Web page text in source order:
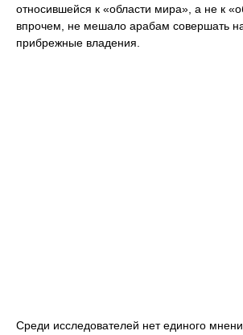
относившейся к «области мира», а не к
впрочем, не мешало арабам совершать
прибрежные владения.
Среди исследователей нет единого